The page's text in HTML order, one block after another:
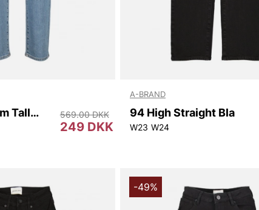
W25L32 W26L32 W29L32
A '94 High Slim Tall Georgia
249 DKK
569.00 DKK
A-BRAND
94 High Straight Bla
W23 W24
-49%